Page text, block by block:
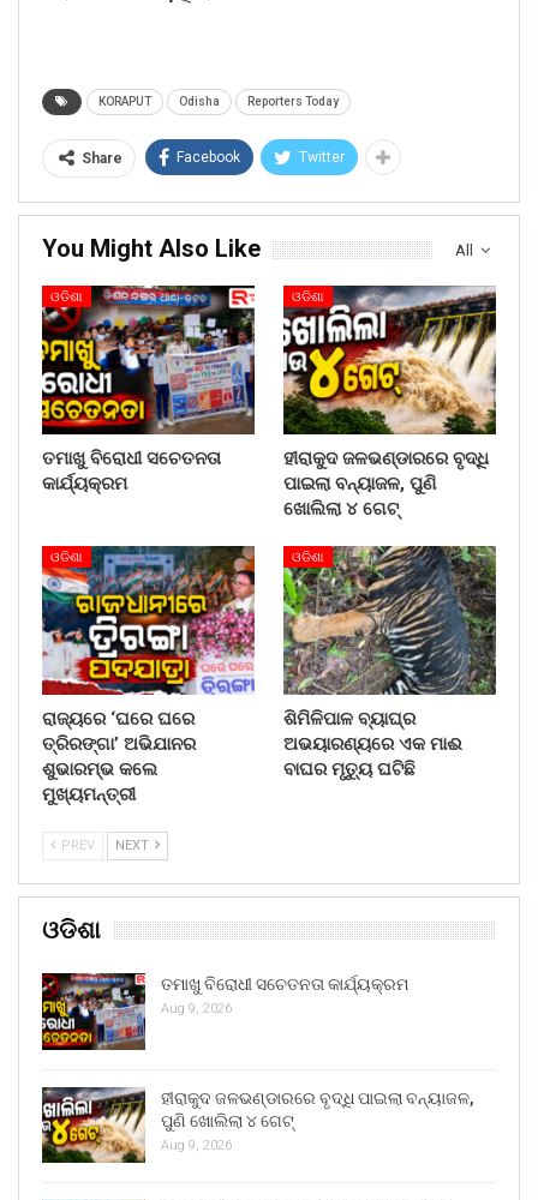
KORAPUT Odisha Reporters Today
Share Facebook Twitter
All
You Might Also Like
ଓଡିଶା
ତମାଖୁ ବିରୋଧୀ ସଚେତନତା
କାର୍ଯ୍ୟକ୍ରମ
ଓଡିଶା
ହୀରାକୁଦ ଜଳଭଣ୍ଡାରରେ ବୃଦ୍ଧି
ପାଇଲା ବନ୍ୟାଜଳ, ପୁଣି
ଖୋଲିଲା ୪ ଗେଟ୍
ଓଡିଶା
ରାଜ୍ୟରେ ‘ଘରେ ଘରେ
ତ୍ରିରଙ୍ଗା’ ଅଭିଯାନର
ଶୁଭାରମ୍ଭ କଲେ
ମୁଖ୍ୟମନ୍ତ୍ରୀ
ଓଡିଶା
ଶିମିଳିପାଳ ବ୍ୟାଘ୍ର
ଅଭୟାରଣ୍ୟରେ ଏକ ମାଈ
ବାଘର ମୃତ୍ୟୁ ଘଟିଛି
PREV NEXT
ଓଡିଶା
ତମାଖୁ ବିରୋଧୀ ସଚେତନତା କାର୍ଯ୍ୟକ୍ରମ
Aug 9, 2026
ହୀରାକୁଦ ଜଳଭଣ୍ଡାରରେ ବୃଦ୍ଧି ପାଇଲା ବନ୍ୟାଜଳ,
ପୁଣି ଖୋଲିଲା ୪ ଗେଟ୍
Aug 9, 2026